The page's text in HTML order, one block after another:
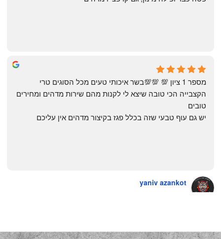
The Artechology
a year ago
yaniv azankot
טובים
יש גם עוף טבעי שזה בכלל פגז בקיצור מדהים אין עליכם